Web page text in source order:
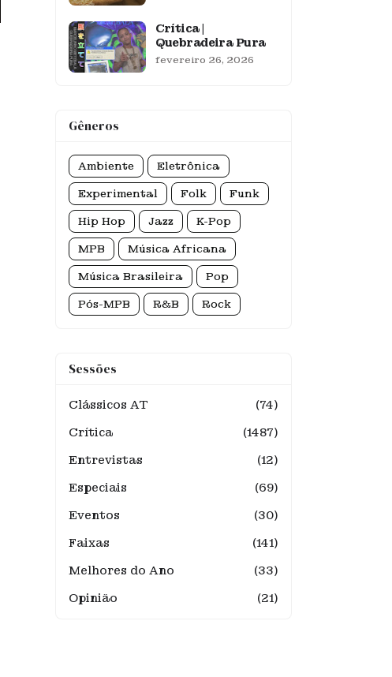
Crítica |
Quebradeira Pura
fevereiro 26, 2026
Gêneros
Ambiente Eletrônica
Experimental Folk Funk
Hip Hop Jazz K-Pop
MPB Música Africana
Música Brasileira Pop
Pós-MPB R&B Rock
Sessões
Clássicos AT
(74)
Crítica
(1487)
Entrevistas
(12)
Especiais
(69)
Eventos
(30)
Faixas
(141)
Melhores do Ano
(33)
Opinião
(21)